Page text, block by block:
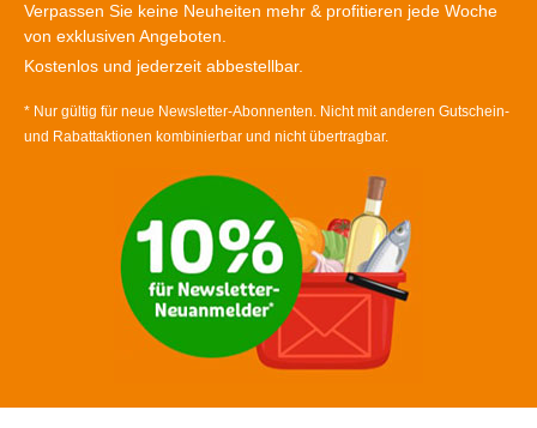
Verpassen Sie keine Neuheiten mehr & profitieren jede Woche
von exklusiven Angeboten.
Kostenlos und jederzeit abbestellbar.
* Nur gültig für neue Newsletter-Abonnenten. Nicht mit anderen Gutschein-
und Rabattaktionen kombinierbar und nicht übertragbar.